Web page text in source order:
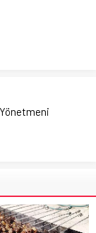
Yönetmeni